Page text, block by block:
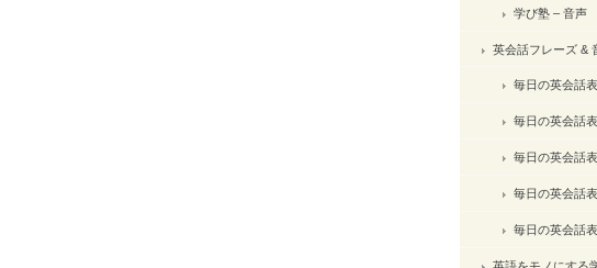
学び塾 – 音声
英会話フレーズ &
毎日の英会話
毎日の英会話
毎日の英会話
毎日の英会話
毎日の英会話